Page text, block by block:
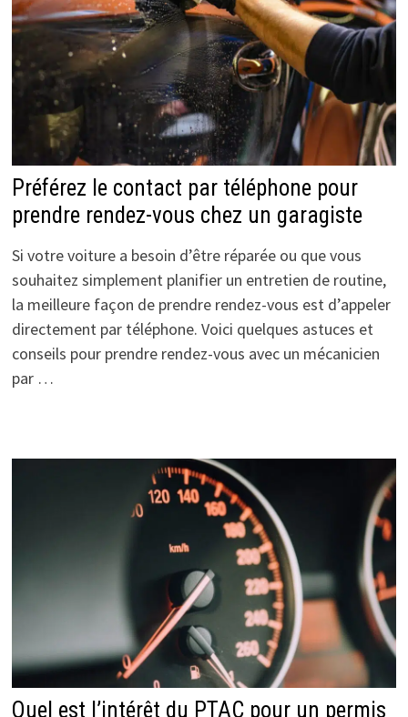
Préférez le contact par téléphone pour
prendre rendez-vous chez un garagiste
Si votre voiture a besoin d’être réparée ou que vous
souhaitez simplement planifier un entretien de routine,
la meilleure façon de prendre rendez-vous est d’appeler
directement par téléphone. Voici quelques astuces et
conseils pour prendre rendez-vous avec un mécanicien
par …
Quel est l’intérêt du PTAC pour un permis